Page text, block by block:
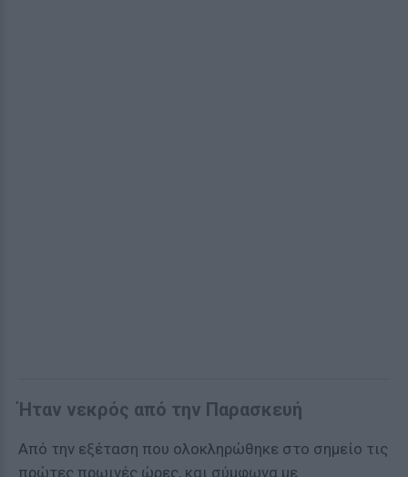
Ήταν νεκρός από την Παρασκευή
Από την εξέταση που ολοκληρώθηκε στο σημείο τις
πρώτες πρωινές ώρες, και σύμφωνα με